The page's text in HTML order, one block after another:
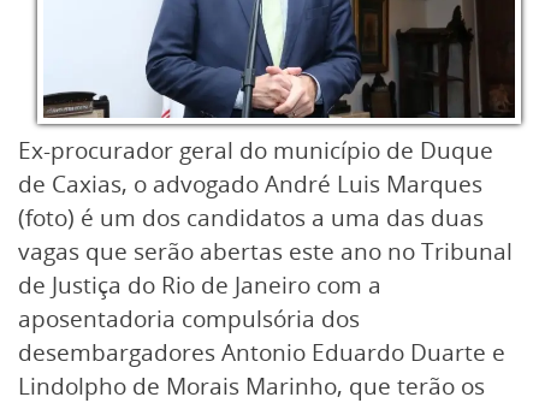
Ex-procurador geral do município de Duque
de Caxias, o advogado André Luis Marques
(foto) é um dos candidatos a uma das duas
vagas que serão abertas este ano no Tribunal
de Justiça do Rio de Janeiro com a
aposentadoria compulsória dos
desembargadores Antonio Eduardo Duarte e
Lindolpho de Morais Marinho, que terão os